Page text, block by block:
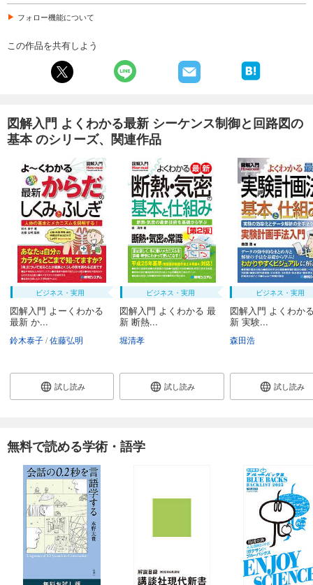
フォロー機能について
この作品を共有しよう
図解入門 よくわかる最新 シーケンス制御と回路図の
基本 のシリーズ、関連作品
ビジネス・実用
図解入門 よーくわかる
最新 か...
鈴木泰子 佐藤弘明
試し読み
ビジネス・実用
図解入門 よくわかる 最
新 断熱...
堀清孝
試し読み
ビジネス・実用
図解入門 よくわか
新 実験...
森田浩
試し読み
無料で読める学術・語学